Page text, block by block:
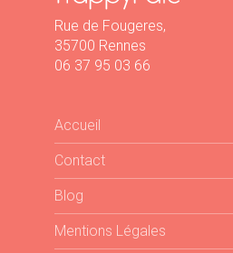
Rue de Fougeres,
35700 Rennes
06 37 95 03 66
Accueil
Contact
Blog
Mentions Légales